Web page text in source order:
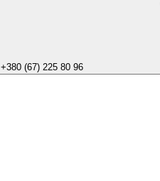
+380 (67) 225 80 96